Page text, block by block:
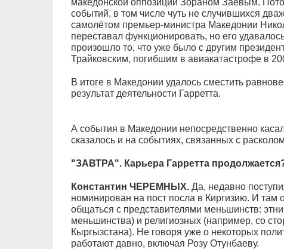
событий, в том числе чуть не случившихся
самолётом премьер-министра Македонии
переставал функционировать, но его
произошло то, что уже было с другим
Трайковским, погибшим в авиакатастрофе в
В итоге в Македонии удалось сместить
результат деятельности Гарретта.
А события в Македонии непосредственно
сказалось и на событиях, связанных с
"ЗАВТРА". Карьера Гарретта
Константин ЧЕРЕМНЫХ.Да, недавно
номинирован на пост посла в Киргизию. И там
общаться с представителями меньшинств:
меньшинства) и религиозных (например, со
Кыргызстана). Не говоря уже о некоторых
работают давно, включая Розу Отунбаеву.